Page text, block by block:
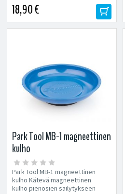
18,90 €
Park Tool MB-1 magneettinen
kulho
Park Tool MB-1 magneettinen
kulho Kätevä magneettinen
kulho pienosien säilytykseen